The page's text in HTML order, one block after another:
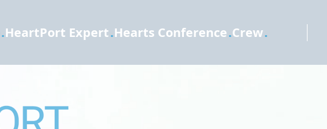
.HeartPort Expert.Hearts Conference.Crew.